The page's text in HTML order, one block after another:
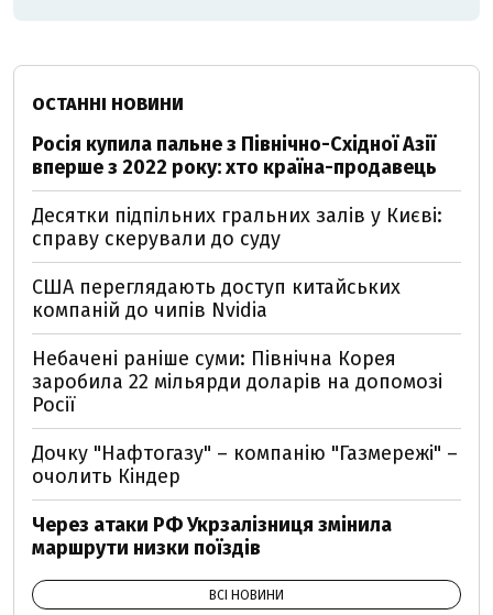
ОСТАННІ НОВИНИ
Росія купила пальне з Північно-Східної Азії
вперше з 2022 року: хто країна-продавець
Десятки підпільних гральних залів у Києві:
справу скерували до суду
США переглядають доступ китайських
компаній до чипів Nvidia
Небачені раніше суми: Північна Корея
заробила 22 мільярди доларів на допомозі
Росії
Дочку "Нафтогазу" – компанію "Газмережі" –
очолить Кіндер
Через атаки РФ Укрзалізниця змінила
маршрути низки поїздів
ВСІ НОВИНИ